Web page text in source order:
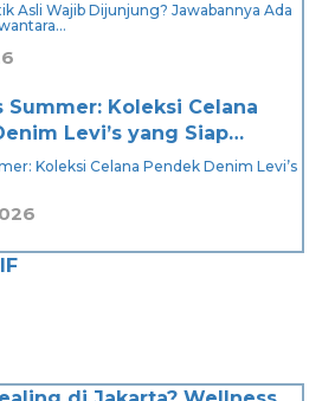
Asli Wajib Dijunjung? Jawabannya Ada
Koleksi Celana Pendek Denim Levi’s